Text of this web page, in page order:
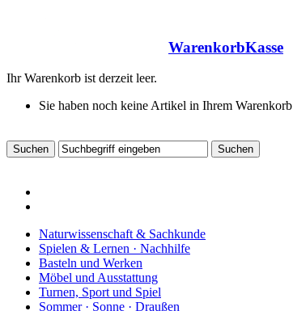
WarenkorbKasse
Ihr Warenkorb ist derzeit leer.
Sie haben noch keine Artikel in Ihrem Warenkorb
Naturwissenschaft & Sachkunde
Spielen & Lernen · Nachhilfe
Basteln und Werken
Möbel und Ausstattung
Turnen, Sport und Spiel
Sommer · Sonne · Draußen